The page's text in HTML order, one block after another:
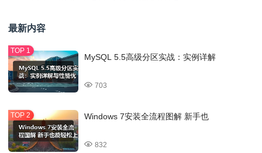
最新内容
MySQL 5.5高级分区实战：实例详解
703
Windows 7安装全流程图解 新手也
832